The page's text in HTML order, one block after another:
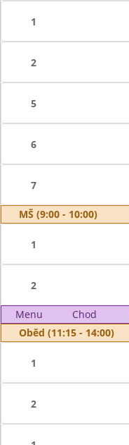
1
2
5
6
7
MŠ (9:00 - 10:00)
1
2
Menu Chod
Oběd (11:15 - 14:00)
1
2